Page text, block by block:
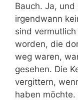
Bauch. Ja,
irgendwann
sind
worden, die
weg waren,
gesehen. Die
vergittern,
haben